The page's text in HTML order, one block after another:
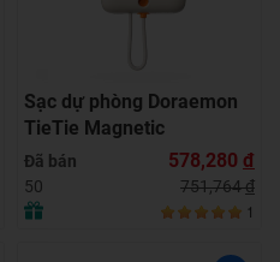
Sạc dự phòng Doraemon
TieTie Magnetic
Đã bán
50
578,280 đ
751,764đ
1